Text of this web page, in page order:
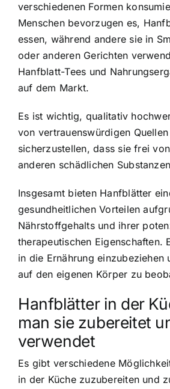
verschiedenen Formen
Menschen bevorzugen es,
essen, während andere sie in
oder anderen Gerichten
Hanfblatt-Tees und
auf dem Markt.
Es ist wichtig, qualitativ
von vertrauenswürdigen
sicherzustellen, dass sie frei
anderen schädlichen
Insgesamt bieten Hanfblätter
gesundheitlichen Vorteilen
Nährstoffgehalts und ihrer
therapeutischen Eigenschaften.
in die Ernährung einzubeziehen
auf den eigenen Körper zu
Hanfblätter in der
man sie zubereitet
verwendet
Es gibt verschiedene
in der Küche zuzubereiten und